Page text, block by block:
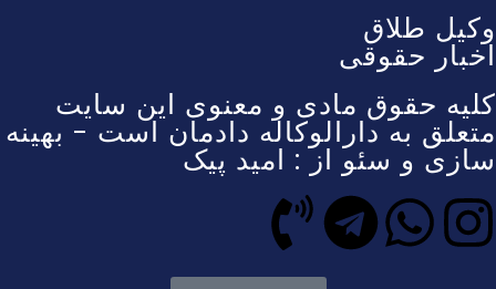
وکیل طلاق
اخبار حقوقی
کلیه حقوق مادی و معنوی این سایت
متعلق به دارالوکاله دادمان است - بهینه
سازی و سئو از : امید پیک